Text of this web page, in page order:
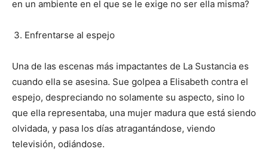
en un ambiente en el que se le exige no ser ella misma?
Enfrentarse al espejo
Una de las escenas más impactantes de La Sustancia es
cuando ella se asesina. Sue golpea a Elisabeth contra el
espejo, despreciando no solamente su aspecto, sino lo
que ella representaba, una mujer madura que está siendo
olvidada, y pasa los días atragantándose, viendo
televisión, odiándose.